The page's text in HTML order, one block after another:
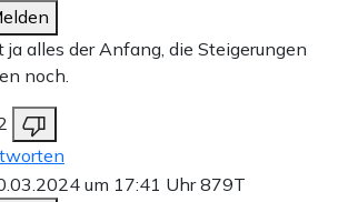
ja alles der Anfang, die Steigerungen
noch.
um 17:41 Uhr879T